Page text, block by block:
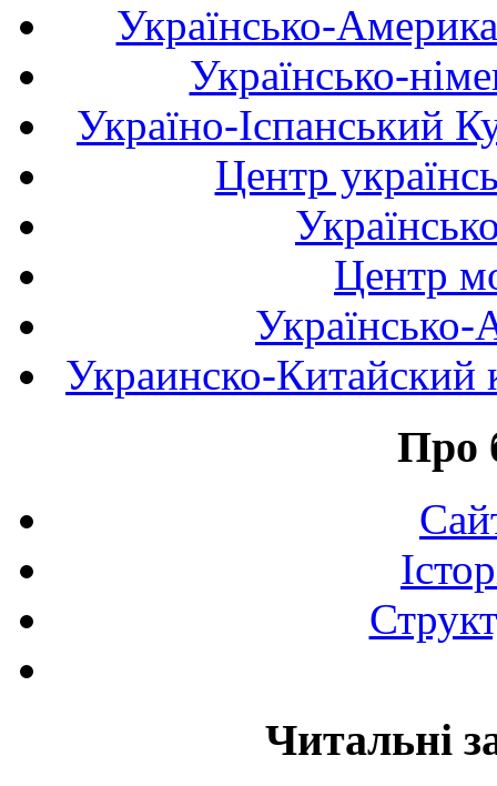
Українсько-
Українсько-
Україно-Іспанський
Центр
Центр
Українсько-
Украинско-Китайский
Про
Читальні